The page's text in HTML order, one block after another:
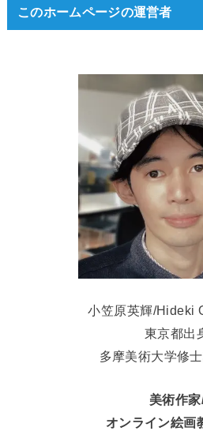
このホームページの運営者
小笠原英輝/Hideki
東京都出
多摩美術大学修
美術作
オンライン絵画